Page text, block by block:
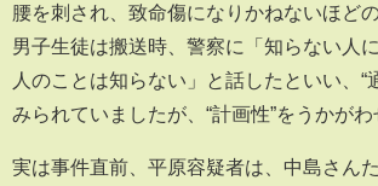
腰を刺され、致命傷になりかねないほど
男子生徒は搬送時、警察に「知らない人
人のことは知らない」と話したといい、“
みられていましたが、“計画性”をうかがわ
実は事件直前、平原容疑者は、中島さん